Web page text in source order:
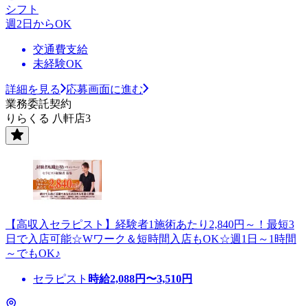
シフト
週2日からOK
交通費支給
未経験OK
詳細を見る
応募画面に進む
業務委託契約
りらくる 八軒店3
【高収入セラピスト】経験者1施術あたり2,840円～！最短3
日で入店可能☆Wワーク＆短時間入店もOK☆週1日～1時間
～でもOK♪
セラピスト 時給2,088円〜3,510円